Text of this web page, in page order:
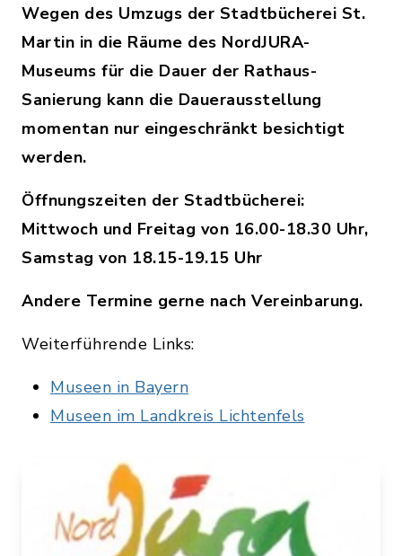
Wegen des Umzugs der Stadtbücherei St.
Martin in die Räume des NordJURA-
Museums für die Dauer der Rathaus-
Sanierung kann die Dauerausstellung
momentan nur eingeschränkt besichtigt
werden.
Öffnungszeiten der Stadtbücherei:
Mittwoch und Freitag von 16.00-18.30 Uhr,
Samstag von 18.15-19.15 Uhr
Andere Termine gerne nach Vereinbarung.
Weiterführende Links:
Museen in Bayern
Museen im Landkreis Lichtenfels